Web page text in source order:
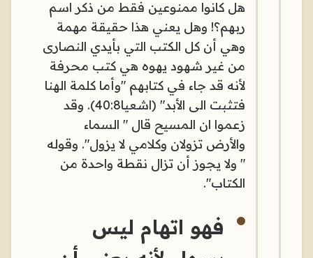
هل كانوا ممنوعين فقط من ذكر اسم
ربهم؟! وهل يعني هذا حقيقة مهمة
وهي أن كل الكتب التي بأيدي النصارى
من غير شهود يهوه هي كتب محرفة
لأنه قد جاء في كتابهم "وأما كلمة الهنا
فتثبت الى الأبد" (اشعيا40:8). وقد
زعموا ان المسيح قال " السماء
والأرض تزولان وكلامي لا يزول". وقوله
" ولا يجوز أن تزال نقطة واحدة من
الكتاب".
فهو اتهام ليس